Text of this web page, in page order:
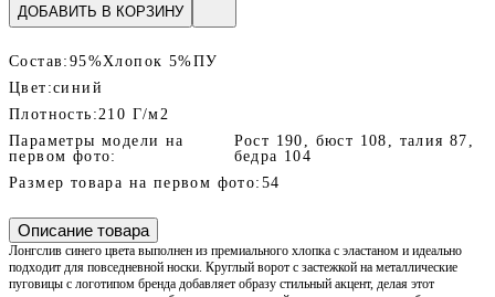
ДОБАВИТЬ В КОРЗИНУ
Состав: 95%Хлопок 5%ПУ
Цвет:синий
Плотность:210 Г/м2
Параметры модели на
первом фото:
Рост 190, бюст 108, талия 87,
бедра 104
Размер товара на первом фото: 54
Описание товара
Лонгслив синего цвета выполнен из премиального хлопка с эластаном и идеально
подходит для повседневной носки. Круглый ворот с застежкой на металлические
пуговицы с логотипом бренда добавляет образу стильный акцент, делая этот